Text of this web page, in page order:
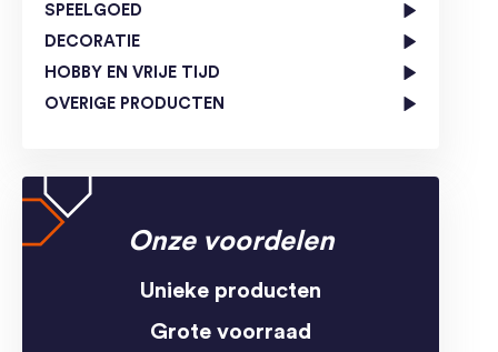
SPEELGOED
DECORATIE
HOBBY EN VRIJE TIJD
OVERIGE PRODUCTEN
Onze voordelen
Unieke producten
Grote voorraad